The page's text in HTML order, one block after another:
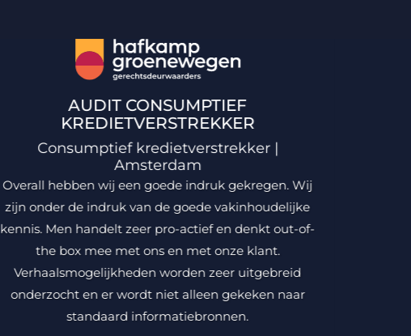
AUDIT CONSUMPTIEF
KREDIETVERSTREKKER
Consumptief kredietverstrekker |
Amsterdam
Overall hebben wij een goede indruk gekregen. Wij
zijn onder de indruk van de goede vakinhoudelijke
kennis. Men handelt zeer pro-actief en denkt out-of-
the box mee met ons en met onze klant.
Verhaalsmogelijkheden worden zeer uitgebreid
onderzocht en er wordt niet alleen gekeken naar
standaard informatiebronnen.